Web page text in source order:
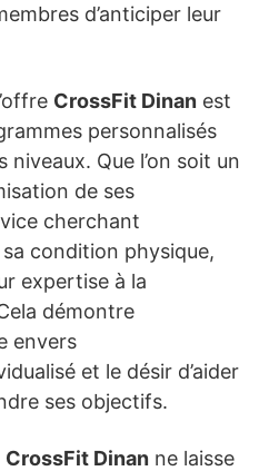
d’anticiper leur
CrossFit Dinan est
personnalisés
Que l’on soit un
de ses
cherchant
condition physique,
expertise à la
démontre
envers
et le désir d’aider
ses objectifs.
CrossFit Dinan ne laisse